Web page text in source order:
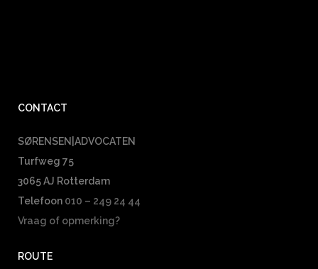
CONTACT
SØRENSEN|ADVOCATEN
Turfweg 75
3065 AJ Rotterdam
Telefoon 010 – 249 24 44
Vraag of opmerking?
ROUTE